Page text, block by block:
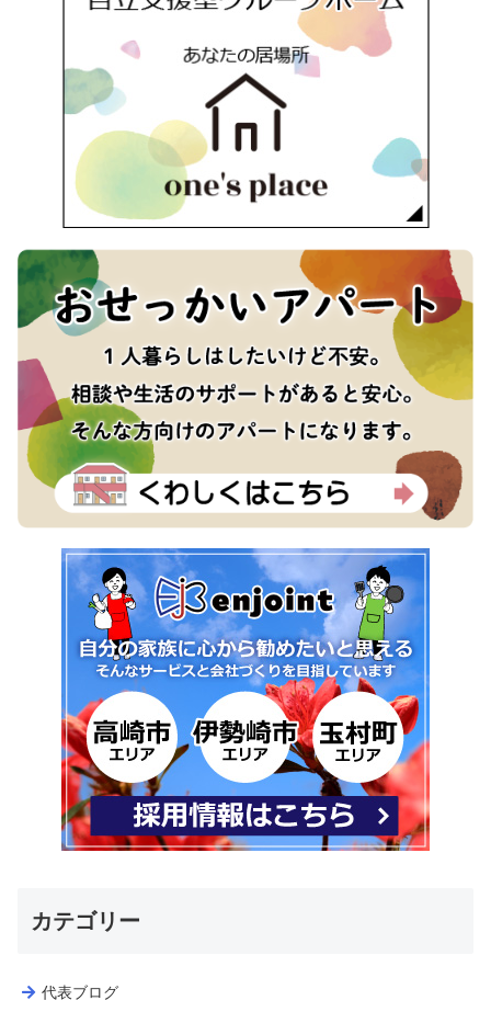
カテゴリー
代表ブログ